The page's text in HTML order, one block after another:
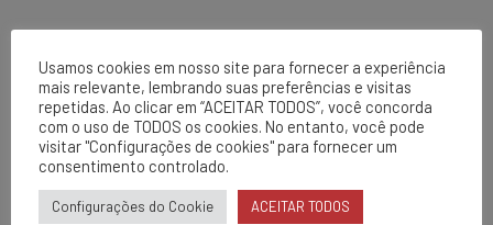
EPCL
Matriz
Usamos cookies em nosso site para fornecer a experiência
mais relevante, lembrando suas preferências e visitas
repetidas. Ao clicar em “ACEITAR TODOS”, você concorda
com o uso de TODOS os cookies. No entanto, você pode
visitar "Configurações de cookies" para fornecer um
consentimento controlado.
Configurações do Cookie ACEITAR TODOS